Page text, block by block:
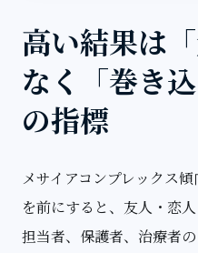
高い結果は
なく「巻き
の指標
メサイアコンプレックス
を前にすると、友人・恋
担当者、保護者、治療者